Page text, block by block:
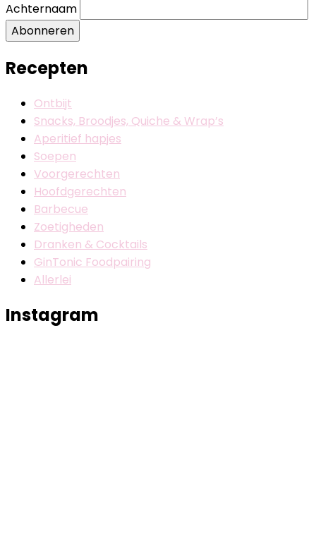
Achternaam
Abonneren
Recepten
Ontbijt
Snacks, Broodjes, Quiche & Wrap’s
Aperitief hapjes
Soepen
Voorgerechten
Hoofdgerechten
Barbecue
Zoetigheden
Dranken & Cocktails
GinTonic Foodpairing
Allerlei
Instagram